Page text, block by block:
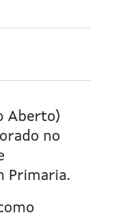
Aberto)
no
Primaria.